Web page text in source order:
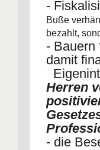
-
Buße
bezahlt,
- Bauern
damit
Herren
- die